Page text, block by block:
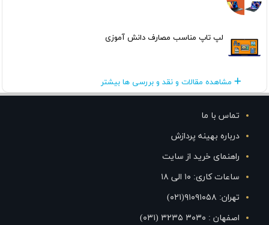
لپ تاپ مناسب مصارف دانش آموزی
مشاهده مقالات و نقد و بررسی ها بیشتر
تماس با ما
درباره بهینه پردازش
راهنمای خرید از سایت
ساعات کاری: ۱۰ الی ۱۸
تهران: ۹۱۰۹۱۰۵۸(۰۲۱)
اصفهان : ۳۰۳۰ ۳۲۳۵ (۰۳۱)